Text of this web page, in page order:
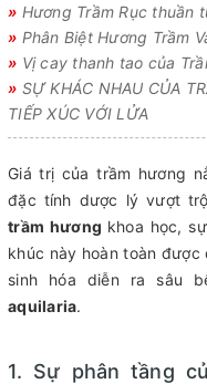
» Hương Trầm Rục thuần
» Phân Biệt Hương Trầm
» Vị cay thanh tao của
» SỰ KHÁC NHAU CỦA
TIẾP XÚC VỚI LỬA
Giá trị của trầm hương
đặc tính dược lý vượt
trầm hương khoa học,
khúc này hoàn toàn
sinh hóa diễn ra sâu
aquilaria.
1. Sự phân tầng